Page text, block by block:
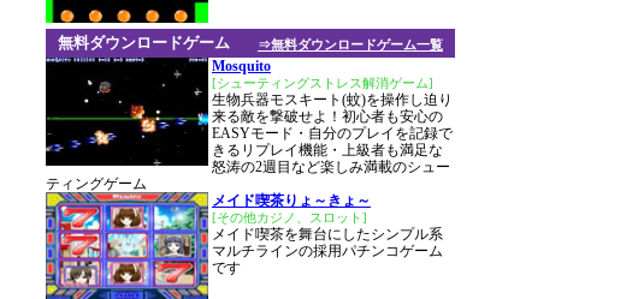
⇒無料ダウンロードゲーム一覧
無料ダウンロードゲーム
Mosquito
[シューティングストレス解消ゲーム]
生物兵器モスキート(蚊)を操作し迫り
来る敵を撃破せよ！初心者も安心の
EASYモード・自分のプレイを記録で
きるリプレイ機能・上級者も満足な
怒涛の2週目など楽しみ満載のシュー
ティングゲーム
メイド喫茶りょ～きょ～
[その他カジノ、スロット]
メイド喫茶を舞台にしたシンプル系
マルチラインの採用パチンコゲーム
です